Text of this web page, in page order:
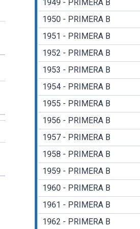
1949 - PRIMERA B
1950 - PRIMERA B
1951 - PRIMERA B
1952 - PRIMERA B
1953 - PRIMERA B
1954 - PRIMERA B
1955 - PRIMERA B
1956 - PRIMERA B
1957 - PRIMERA B
1958 - PRIMERA B
1959 - PRIMERA B
1960 - PRIMERA B
1961 - PRIMERA B
1962 - PRIMERA B